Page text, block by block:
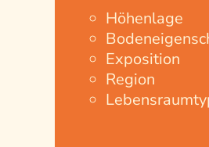
Höhenlage
Exposition
Region